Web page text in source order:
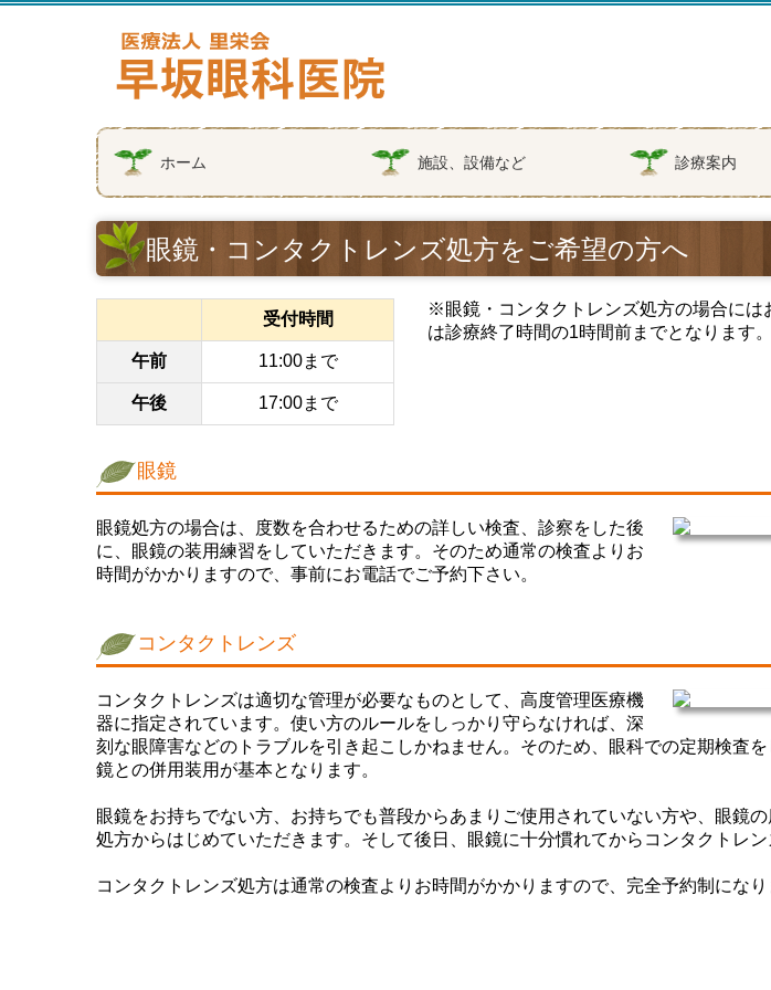
ホーム 施設、設備など 診療案内
眼鏡・コンタクトレンズ処方をご希望の方へ
受付時間
午前 11:00まで
午後 17:00まで
※眼鏡・コンタクトレンズ処方の場合には
は診療終了時間の1時間前までとなります。
眼鏡
眼鏡処方の場合は、度数を合わせるための詳しい検査、診察をした後
に、眼鏡の装用練習をしていただきます。 そのため通常の検査よりお
時間がかかりますので、事前にお電話でご予約下さい。
コンタクトレンズ
コンタクトレンズは適切な管理が必要なものとして、高度管理医療機
器に指定されています。使い方のルールをしっかり守らなければ、深
刻な眼障害などのトラブルを引き起こしかねません。そのため、眼科での定期検査
鏡との併用装用が基本となります。
眼鏡をお持ちでない方、お持ちでも普段からあまりご使用されていない方や、眼鏡
処方からはじめていただきます。そして後日、眼鏡に十分慣れてからコンタクトレン
コンタクトレンズ処方は通常の検査よりお時間がかかりますので、完全予約制になり